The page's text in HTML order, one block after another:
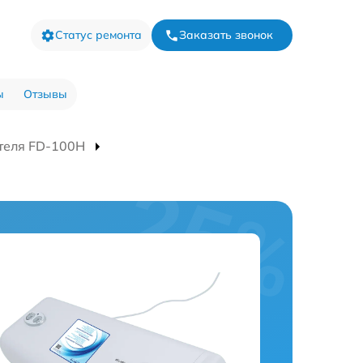
Статус ремонта Заказать звонок
Отзывы
FD-100H